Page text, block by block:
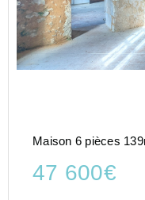
Maison 6 pièces
47 600€